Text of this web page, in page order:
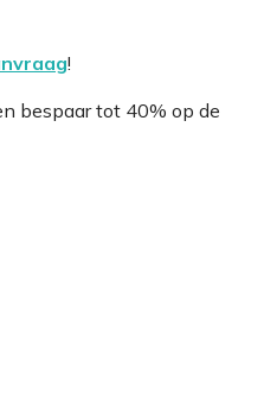
!
bespaar tot 40% op de